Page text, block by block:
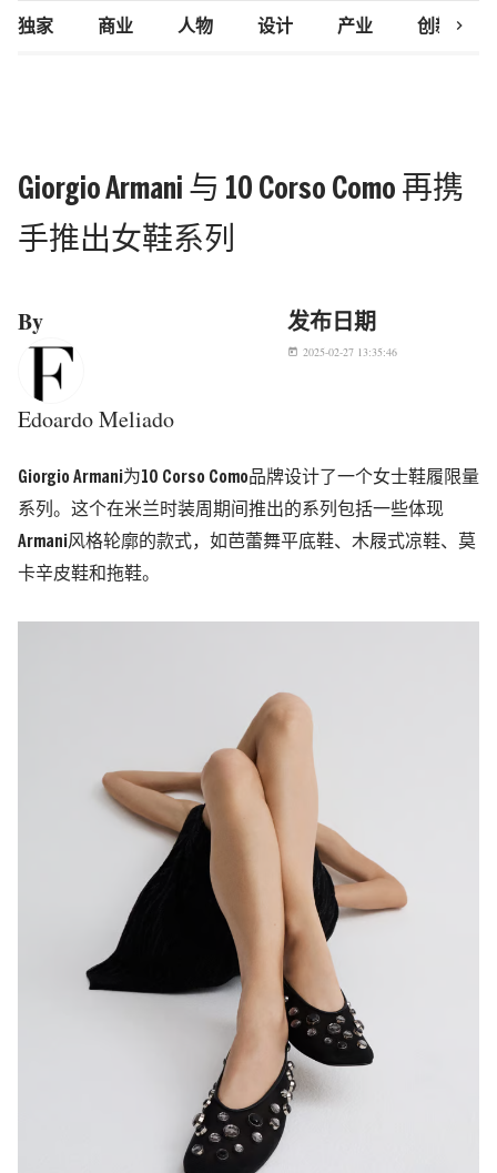
独家 商业 人物 设计 产业 创新研究
chevron_right
Giorgio Armani 与 10 Corso Como 再携
手推出女鞋系列
By
Edoardo Meliado
发布日期
today 2025-02-27 13:35:46
Giorgio Armani为10 Corso Como品牌设计了一个女士鞋履限量
系列。这个在米兰时装周期间推出的系列包括一些体现
Armani风格轮廓的款式，如芭蕾舞平底鞋、木屐式凉鞋、莫
卡辛皮鞋和拖鞋。